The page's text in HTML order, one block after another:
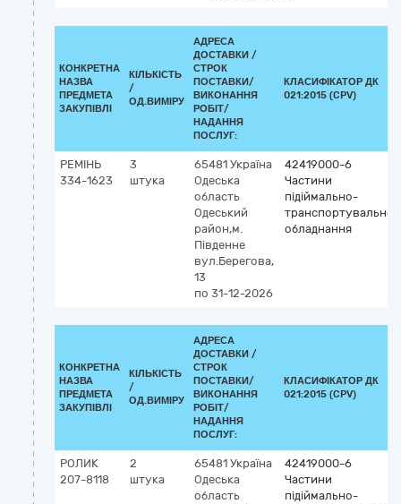
КОНКРЕТНА
НАЗВА
ПРЕДМЕТА
ЗАКУПІВЛІ
КІЛЬКІСТЬ
/
ОД.ВИМІРУ
АДРЕСА
ДОСТАВКИ /
СТРОК
ПОСТАВКИ/
ВИКОНАННЯ
РОБІТ/
НАДАННЯ
ПОСЛУГ:
КЛАСИФІКАТОР ДК
021:2015 (CPV)
РЕМІНЬ
334-1623
3
штука
65481 Україна
Одеська
область
Одеський
район,м.
Південне
вул.Берегова,
13
по 31-12-2026
42419000-6
Частини
підіймально-
обладнання
КОНКРЕТНА
НАЗВА
ПРЕДМЕТА
ЗАКУПІВЛІ
КІЛЬКІСТЬ
/
ОД.ВИМІРУ
АДРЕСА
ДОСТАВКИ /
СТРОК
ПОСТАВКИ/
ВИКОНАННЯ
РОБІТ/
НАДАННЯ
ПОСЛУГ:
КЛАСИФІКАТОР ДК
021:2015 (CPV)
РОЛИК
207-8118
2
штука
65481 Україна
Одеська
область
42419000-6
Частини
підіймально-